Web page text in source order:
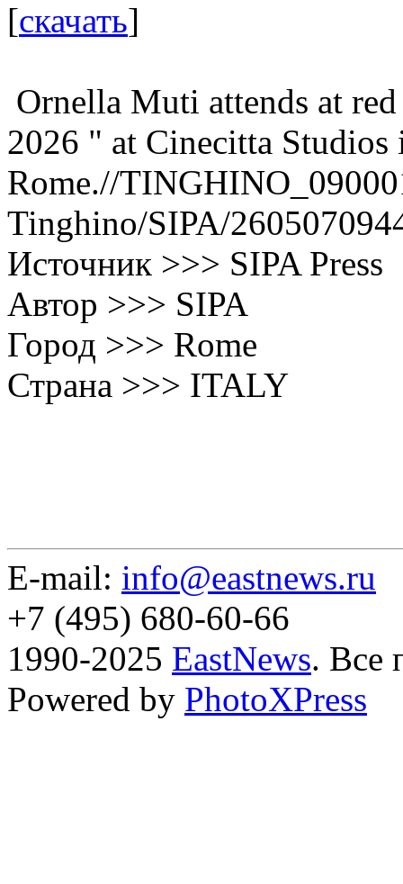
[скачать]
Ornella Muti attends at
2026 " at Cinecitta Studios
Rome.//
Tinghino/SIPA/
Источник >>> SIPA Press
Автор >>> SIPA
Город >>> Rome
Страна >>> ITALY
E-mail: info@eastnews.ru
+7 (495) 680-60-66
1990-2025 EastNews. Все
Powered by PhotoXPress